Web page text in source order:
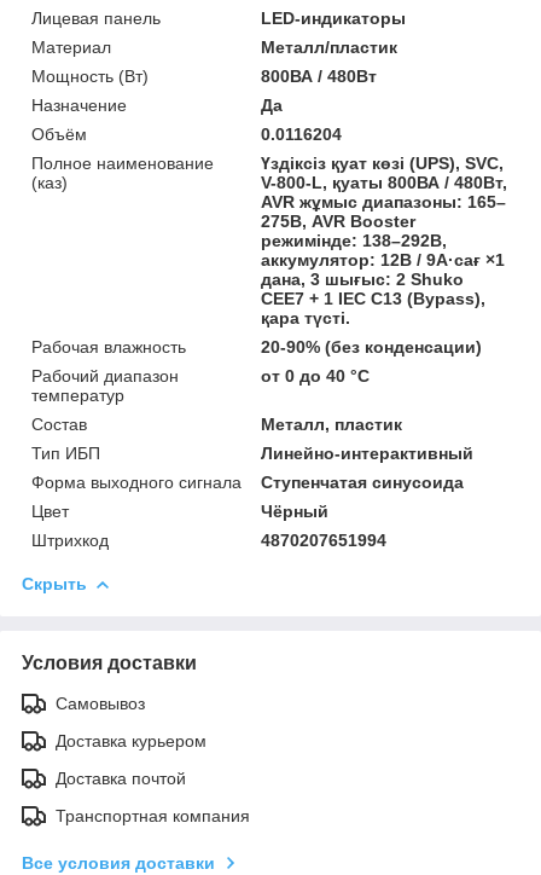
Лицевая панель
LED-индикаторы
Материал
Металл/пластик
Мощность (Bт)
800ВА / 480Вт
Назначение
Да
Объём
0.0116204
Полное наименование
(каз)
Үздіксіз қуат көзі (UPS), SVC,
V-800-L, қуаты 800ВА / 480Вт,
AVR жұмыс диапазоны: 165–
275В, AVR Booster
режимінде: 138–292В,
аккумулятор: 12В / 9А·сағ ×1
дана, 3 шығыс: 2 Shuko
CEE7 + 1 IEC C13 (Bypass),
қара түсті.
Рабочая влажность
20-90% (без конденсации)
Рабочий диапазон
температур
от 0 до 40 °С
Состав
Металл, пластик
Тип ИБП
Линейно-интерактивный
Форма выходного сигнала
Ступенчатая синусоида
Цвет
Чёрный
Штрихкод
4870207651994
Скрыть
Условия доставки
Самовывоз
Доставка курьером
Доставка почтой
Транспортная компания
Все условия доставки